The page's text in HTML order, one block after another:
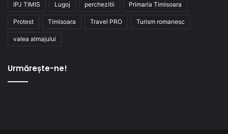
IPJ TIMIS Lugoj perchezitii Primaria Timisoara
Protest Timisoara Travel PRO Turism romanesc
valea almajului
Urmărește-ne!